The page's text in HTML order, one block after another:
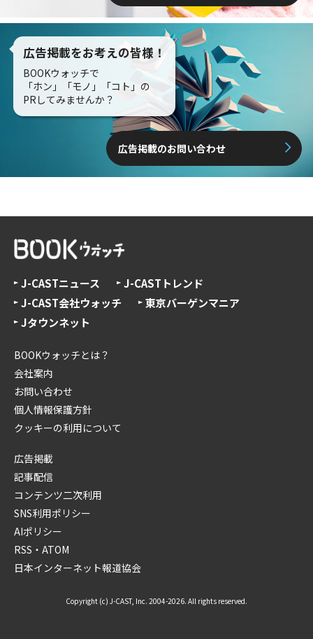
広告掲載をお考えの皆様！
BOOKウォッチで
「ホン」「モノ」「コト」の
PRしてみませんか？
広告掲載のお問い合わせ
J-CASTニュース
J-CASTトレンド
J-CAST会社ウォッチ
東京バーゲンマニア
Jタウンネット
BOOKウォッチとは？
会社案内
お問い合わせ
個人情報保護方針
クッキーの利用について
広告掲載
記事配信
コンテンツ二次利用
SNS利用ポリシー
AIポリシー
RSS・ATOM
日本インターネット報道協会
Copyright (c) J-CAST, Inc. 2004-2026. All rights reserved.